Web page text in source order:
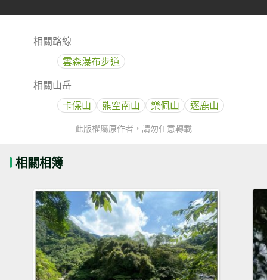
相關路線
雲森瀑布步道
相關山岳
卡保山
熊空南山 樂佩山 逐鹿山
此版權屬原作者，請勿任意轉載
相關相簿